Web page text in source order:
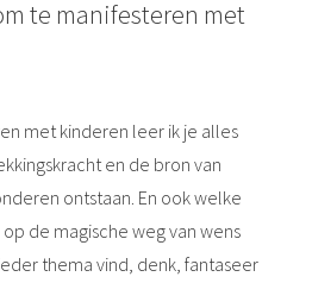
te manifesteren met
met kinderen leer ik je alles
en de bron van
ontstaan. En ook welke
de magische weg van wens
thema vind, denk, fantaseer